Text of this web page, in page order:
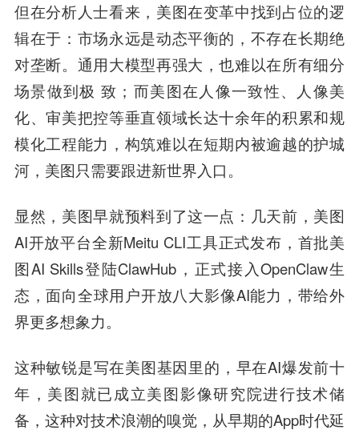
但在分析人士看来，美图在变革中找到占位的逻
辑在于：市场永远是动态平衡的，不存在长期绝
对垄断。通用大模型再强大，也难以在所有细分
场景做到极 致；而美图在人像一致性、人像美
化、审美把控等垂直领域长达十余年的积累和规
模化工程能力，构筑难以在短期内被逾越的护城
河，美图只需要跟进新世界入口。
显然，美图早就预料到了这一点：几天前，美图
AI开放平台全新Meitu CLI工具正式发布，首批美
图AI Skills登陆ClawHub，正式接入OpenClaw生
态，面向全球用户开放八大影像AI能力，带给外
界更多想象力。
这种敏锐是写在美图基因里的，早在AI爆发前十
年，美图就已成立美图影像研究院进行技术储
备，这种对技术浪潮的嗅觉，从早期的App时代延